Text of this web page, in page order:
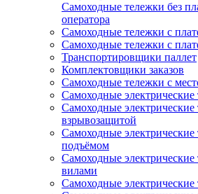
Самоходные тележки без
оператора
Самоходные тележки с
Самоходные тележки с
Транспортировщики паллет
Комплектовщики заказов
Самоходные тележки с
Самоходные
Самоходные электрические
взрывозащитой
Самоходные
подъёмом
Самоходные
вилами
Самоходные